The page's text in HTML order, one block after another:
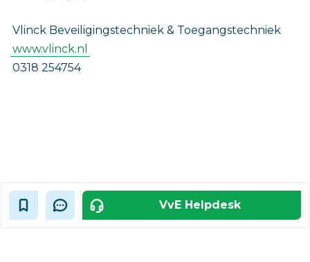
Vlinck Beveiligingstechniek & Toegangstechniek
www.vlinck.nl
0318 254754
VvE Helpdesk